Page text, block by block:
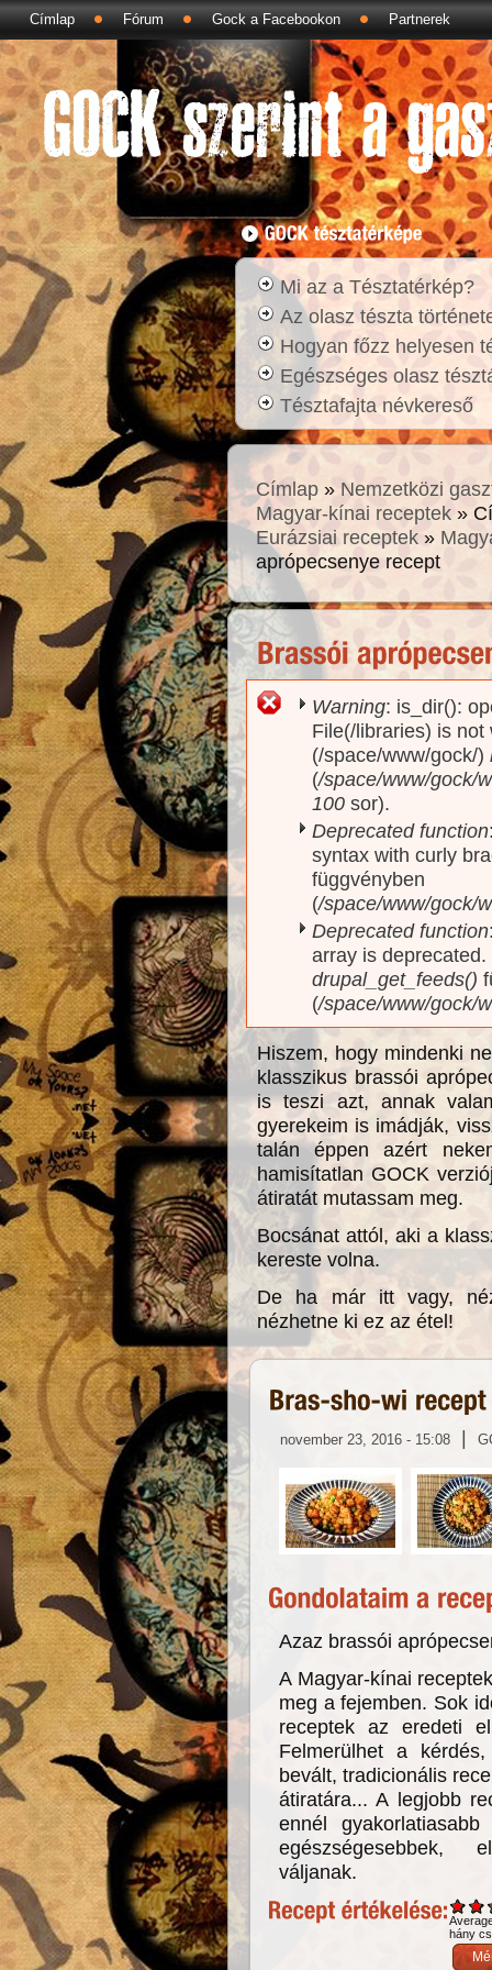
Címlap Fórum Gock a Facebookon Partnerek
Mi az a Tésztatérkép?
Az olasz tészta
Hogyan főzz helyesen
Egészséges olasz
Tésztafajta névkereső
Címlap » Nemzetközi
Magyar-kínai receptek »
Eurázsiai receptek »
aprópecsenye recept
Hibaüzenet
Warning: is_dir():
File(/libraries) is
(/space/www/gock/)
(/space/www/gock/
100 sor).
Deprecated function
syntax with curly
függvényben
(/space/www/gock/
Deprecated function
array is
drupal_get_feeds()
(/space/www/gock/
Hiszem, hogy mindenki
klasszikus brassói
is teszi azt, annak
gyerekeim is imádják,
talán éppen azért
hamisítatlan GOCK
átiratát mutassam meg.
Bocsánat attól, aki a
kereste volna.
De ha már itt vagy,
nézhetne ki ez az étel!
november 23, 2016 - 15:08 |
Azaz brassói
A Magyar-kínai
meg a fejemben. Sok
receptek az eredeti
Felmerülhet a
bevált, tradicionális
átiratára... A legjobb
ennél
egészségesebbek,
váljanak.
hány